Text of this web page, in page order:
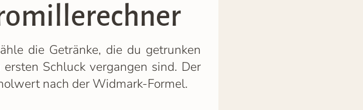
die Getränke, die du getrunken
Schluck vergangen sind. Der
nach der Widmark-Formel.